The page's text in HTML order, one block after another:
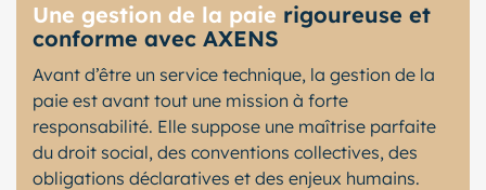
Une gestion de la paie rigoureuse et
conforme avec AXENS
Avant d’être un service technique, la gestion de la
paie est avant tout une mission à forte
responsabilité. Elle suppose une maîtrise parfaite
du droit social, des conventions collectives, des
obligations déclaratives et des enjeux humains.